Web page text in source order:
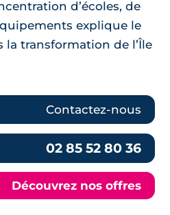
d’écoles, de
explique le
transformation de l’Île
Contactez-nous
02 85 52 80 36
Découvrez nos offres